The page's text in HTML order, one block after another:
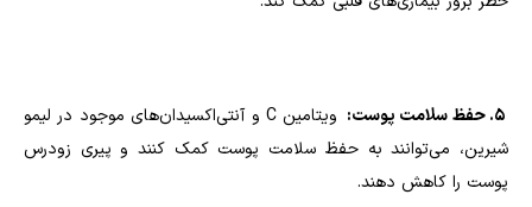
5. حفظ سلامت پوست:
ویتامین C و آنتی‌اکسیدان‌های موجود در لیمو
شیرین، می‌توانند به حفظ سلامت پوست کمک کنند و پیری زودرس
پوست را کاهش دهند.